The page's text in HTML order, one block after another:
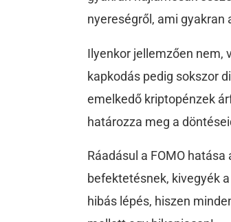
nyereségről, ami gyakran
Ilyenkor jellemzően nem,
kapkodás pedig sokszor
emelkedő kriptopénzek
határozza meg a
Ráadásul a FOMO
befektetésnek, kivegyék
hibás lépés, hiszen